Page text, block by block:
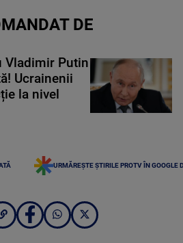
DE
Vladimir Putin
Ucrainenii
la nivel
URMĂREȘTE ȘTIRILE PROTV ÎN GOOGLE